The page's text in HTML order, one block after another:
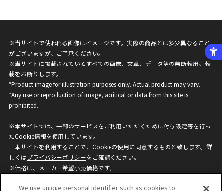
※当サイトで使われる画像はイメージです。実際の商品とは多少異なること
がございますが、ご了承ください。
※当サイトに掲載されているすべての画像、文章、データ等の無断転用、転
載をお断りします。
*Product image for illustration purposes only. Actual product may vary.
*Any use or reproduction of image, acritical or data from this site is
prohibited.
※本サイトでは、一部のサービスをご利用いただくために付与設定等を行っ
たCookie情報を使用しています。
本サイトを利用することで、Cookieの使用に同意するものと致します。詳
しくはプライバシーポリシーをご確認ください。
※価格は、メーカー希望小売価格です。
ざいますのでご了承ください。
We use unique personal identifier such as cookies to